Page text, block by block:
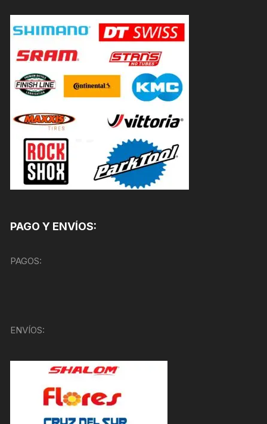
PAGO Y ENVÍOS:
PAGOS:
ENVÍOS: